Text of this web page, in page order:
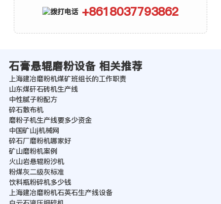
+8618037793862
石膏悬辊磨粉设备 相关推荐
上海建冶磨粉机煤矿班组长的工作职责
山东煤矸石砖机生产线
中性腻子粉配方
碎石散布机
磨粉子机生产线要多少资金
中国矿山j机械网
碎石厂磨粉机哪家好
矿山磨粉机案例
火山岩悬辊粉沙机
粉煤灰二级灰标准
饮料瓶粉碎机多少钱
上海建冶磨粉机石英石生产线设备